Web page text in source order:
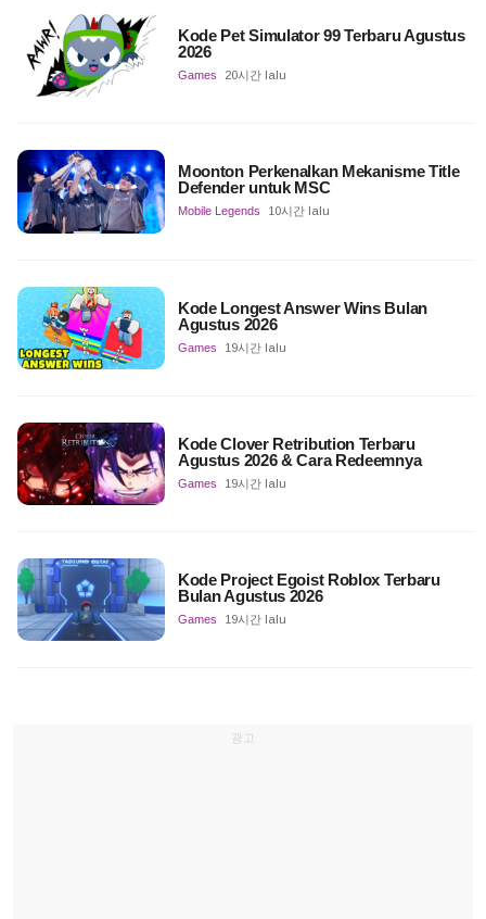
Kode Pet Simulator 99 Terbaru Agustus
2026
Games 20시간 lalu
Moonton Perkenalkan Mekanisme Title
Defender untuk MSC
Mobile Legends 10시간 lalu
Kode Longest Answer Wins Bulan
Agustus 2026
Games 19시간 lalu
Kode Clover Retribution Terbaru
Agustus 2026 & Cara Redeemnya
Games 19시간 lalu
Kode Project Egoist Roblox Terbaru
Bulan Agustus 2026
Games 19시간 lalu
광고